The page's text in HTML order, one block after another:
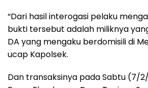
“Dari hasil interogasi pelaku
bukti tersebut adalah miliknya
DA yang mengaku berdomisili di
ucap Kapolsek.
Dan transaksinya pada Sabtu (7/